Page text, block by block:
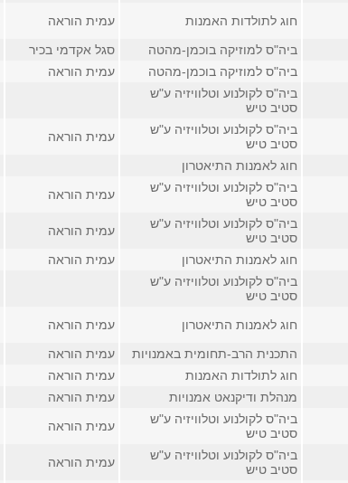
חוג לתולדות האמנות עמית הוראה
ביה"ס למוזיקה בוכמן-מהטה
סגל אקדמי בכיר
ביה"ס למוזיקה בוכמן-מהטה
עמית הוראה
ביה"ס לקולנוע וטלוויזיה ע"ש
סטיב טיש
ביה"ס לקולנוע וטלוויזיה ע"ש
סטיב טיש
עמית הוראה
חוג לאמנות התיאטרון
ביה"ס לקולנוע וטלוויזיה ע"ש
סטיב טיש
עמית הוראה
ביה"ס לקולנוע וטלוויזיה ע"ש
סטיב טיש
עמית הוראה
חוג לאמנות התיאטרון
עמית הוראה
ביה"ס לקולנוע וטלוויזיה ע"ש
סטיב טיש
חוג לאמנות התיאטרון
עמית הוראה
התכנית הרב-תחומית באמנויות
עמית הוראה
חוג לתולדות האמנות
עמית הוראה
מנהלת ודיקנאט אמנויות
עמית הוראה
ביה"ס לקולנוע וטלוויזיה ע"ש
סטיב טיש
עמית הוראה
ביה"ס לקולנוע וטלוויזיה ע"ש
סטיב טיש
עמית הוראה